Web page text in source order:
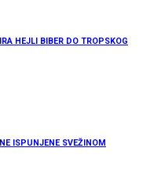
HEJLI BIBER DO TROPSKOG
ISPUNJENE SVEŽINOM